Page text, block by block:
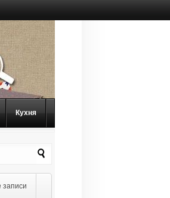
Кухня
записи